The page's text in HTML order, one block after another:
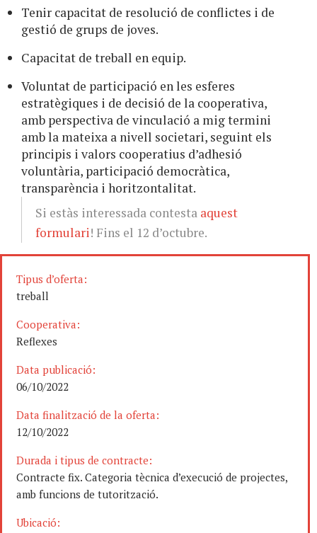
Tenir capacitat de resolució de conflictes i de
gestió de grups de joves.
Capacitat de treball en equip.
Voluntat de participació en les esferes
estratègiques i de decisió de la cooperativa,
amb perspectiva de vinculació a mig termini
amb la mateixa a nivell societari, seguint els
principis i valors cooperatius d’adhesió
voluntària, participació democràtica,
transparència i horitzontalitat.
Si estàs interessada contesta aquest
formulari! Fins el 12 d’octubre.
Tipus d’oferta:
treball
Cooperativa:
Reflexes
Data publicació:
06/10/2022
Data finalització de la oferta:
12/10/2022
Durada i tipus de contracte:
Contracte fix. Categoria tècnica d’execució de projectes,
amb funcions de tutorització.
Ubicació: